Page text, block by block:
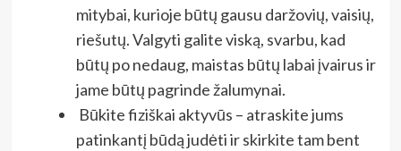
mitybai, kurioje būtų gausu daržovių, vaisių,
riešutų. Valgyti galite viską, svarbu, kad
būtų po nedaug, maistas būtų labai įvairus ir
jame būtų pagrinde žalumynai.
Būkite fiziškai aktyvūs – atraskite jums
patinkantį būdą judėti ir skirkite tam bent